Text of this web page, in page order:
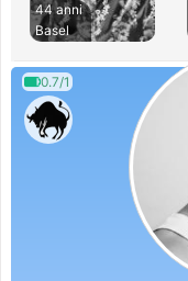
44 anni
Basel
0.7/1